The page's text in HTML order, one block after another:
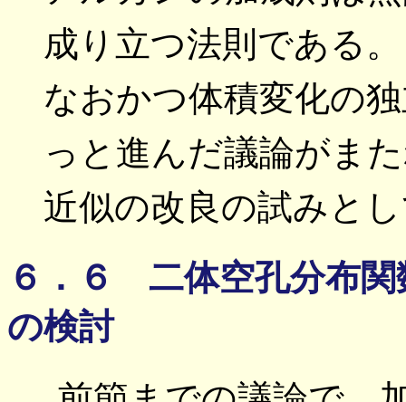
成り立つ法則である
なおかつ体積変化の
っと進んだ議論がま
近似の改良の試みと
６．６ 二体空孔分布
の検討